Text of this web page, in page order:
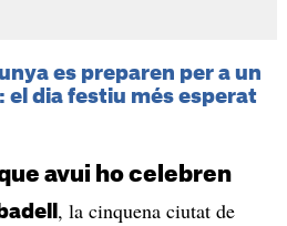
es preparen per a un
el dia festiu més esperat
avui ho celebren
, la cinquena ciutat de